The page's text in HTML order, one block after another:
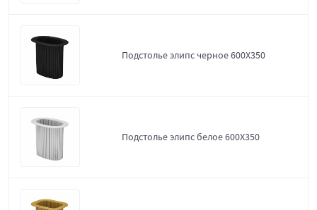
Подстолье элипс черное 600Х350
Подстолье элипс белое 600Х350